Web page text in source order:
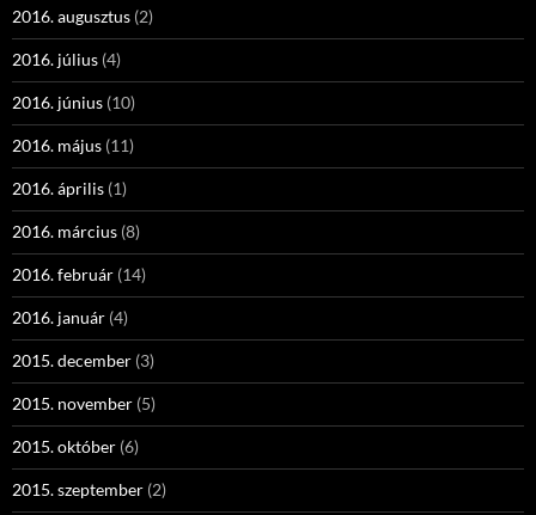
2016. augusztus (2)
2016. július (4)
2016. június (10)
2016. május (11)
2016. április (1)
2016. március (8)
2016. február (14)
2016. január (4)
2015. december (3)
2015. november (5)
2015. október (6)
2015. szeptember (2)